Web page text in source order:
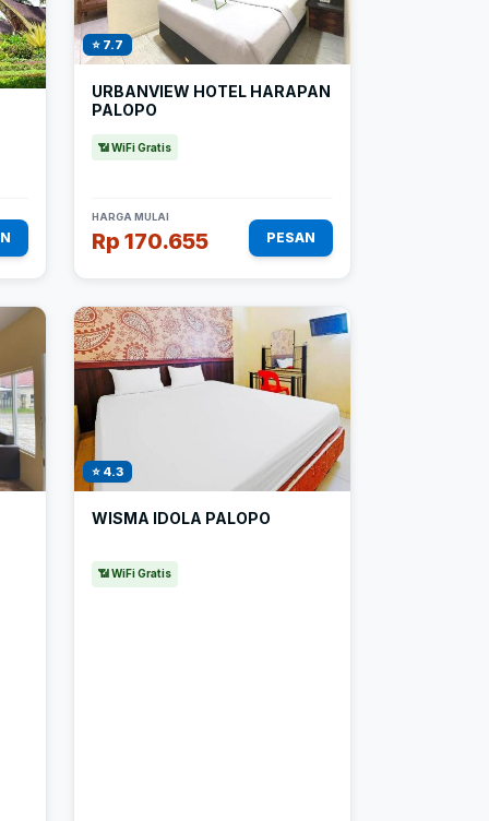
⭐ 7.7
URBANVIEW HOTEL HARAPAN
PALOPO
📶 WiFi Gratis
HARGA MULAI
Rp 170.655 PESAN
⭐ 4.3
WISMA IDOLA PALOPO
📶 WiFi Gratis